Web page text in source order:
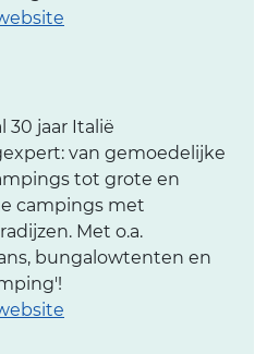
30 jaar Italië
van gemoedelijke
tot grote en
campings met
Met o.a.
bungalowtenten en